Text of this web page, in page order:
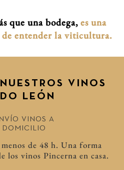
que una bodega,es una
de entender la viticultura.
VINOS
LEÓN
VINOS A
DOMICILIO
de 48 h. Una forma
los vinos Pincerna en casa.